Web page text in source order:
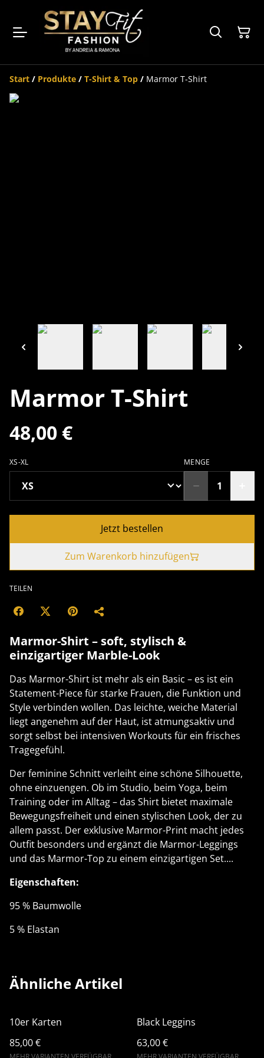
Start / Produkte / T-Shirt & Top / Marmor T-Shirt
Marmor T-Shirt
48,00 €
XS-XL MENGE
Jetzt bestellen
Zum Warenkorb hinzufügen
TEILEN
Marmor-Shirt – soft, stylisch &
einzigartiger Marble-Look
Das Marmor-Shirt ist mehr als ein Basic – es ist ein
Statement-Piece für starke Frauen, die Funktion und
Style verbinden wollen. Das leichte, weiche Material
liegt angenehm auf der Haut, ist atmungsaktiv und
sorgt selbst bei intensiven Workouts für ein frisches
Tragegefühl.
Der feminine Schnitt verleiht eine schöne Silhouette,
ohne einzuengen. Ob im Studio, beim Yoga, beim
Training oder im Alltag – das Shirt bietet maximale
Bewegungsfreiheit und einen stylischen Look, der zu
allem passt. Der exklusive Marmor-Print macht jedes
Outfit besonders und ergänzt die Marmor-Leggings
und das Marmor-Top zu einem einzigartigen Set....
Eigenschaften:
95 % Baumwolle
5 % Elastan
Ähnliche Artikel
10er Karten
85,00 €
Black Leggins
63,00 €